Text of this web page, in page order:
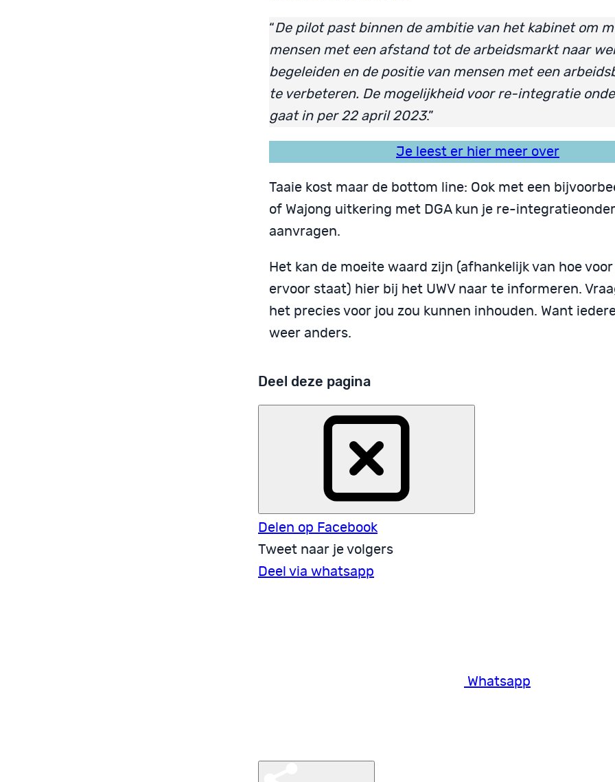
“De pilot past binnen de ambitie van het kabinet om
mensen met een afstand tot de arbeidsmarkt naar
begeleiden en de positie van mensen met een
te verbeteren. De mogelijkheid voor re-integratie
gaat in per 22 april 2023.”
Je leest er hier meer over
Taaie kost maar de bottom line: Ook met een
of Wajong uitkering met DGA kun je re-
aanvragen.
Het kan de moeite waard zijn (afhankelijk van hoe
ervoor staat) hier bij het UWV naar te informeren.
het precies voor jou zou kunnen inhouden. Want
weer anders.
Deel deze pagina
Delen op Facebook
Tweet naar je volgers
Deel via whatsapp
Whatsapp